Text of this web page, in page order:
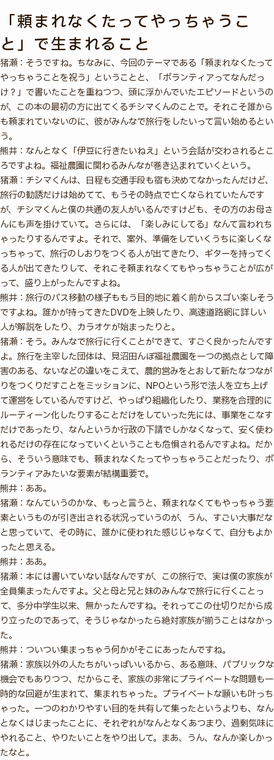
「頼まれなくたってやっちゃうこ
と」で生まれること
猪瀬：そうですね。ちなみに、今回のテーマである「頼まれなくたって
やっちゃうことを祝う」ということと、「ボランティアってなんだっ
け？」で書いたことを重ねつつ、頭に浮かんでいたエピソードというの
が、この本の最初の方に出てくるチシマくんのことで。それこそ誰から
も頼まれていないのに、彼がみんなで旅行をしたいって言い始めるとい
う。
熊井：なんとなく「伊豆に行きたいねえ」という会話が交わされるとこ
ろですよね。福祉農園に関わるみんなが巻き込まれていくという。
猪瀬：チシマくんは、日程も交通手段も宿も決めてなかったんだけど、
旅行の勧誘だけは始めてて、もうその時点で亡くなられていたんです
が、チシマくんと僕の共通の友人がいるんですけども、その方のお母さ
んにも声を掛けていて。さらには、「楽しみにしてる」なんて言われち
ゃったりするんですよ。それで、案外、準備をしていくうちに楽しくな
っちゃって、旅行のしおりをつくる人が出てきたり、ギターを持ってく
る人が出てきたりして、それこそ頼まれなくてもやっちゃうことが広が
って、盛り上がったんですよね。
熊井：旅行のバス移動の様子ももう目的地に着く前からスゴい楽しそう
ですよね。誰かが持ってきたDVDを上映したり、高速道路網に詳しい
人が解説をしたり、カラオケが始まったりと。
猪瀬：そう。みんなで旅行に行くことができて、すごく良かったんです
よ。旅行を主宰した団体は、見沼田んぼ福祉農園を一つの拠点として障
害のある、ないなどの違いをこえて、農的営みをとおして新たなつなが
りをつくりだすことをミッションに、NPOという形で法人を立ち上げ
て運営をしているんですけど、やっぱり組織化したり、業務を合理的に
ルーティーン化したりすることだけをしていった先には、事業をこなす
だけであったり、なんというか行政の下請でしかなくなって、安く使わ
れるだけの存在になっていくということも危惧されるんですよね。だか
ら、そういう意味でも、頼まれなくたってやっちゃうことだったり、ボ
ランティアみたいな要素が結構重要で。
熊井：ああ。
猪瀬：なんていうのかな、もっと言うと、頼まれなくてもやっちゃう要
素というものが引き出される状況っていうのが、うん、すごい大事だな
と思っていて、その時に、誰かに使われた感じじゃなくて、自分もよか
ったと思える。
熊井：ああ。
猪瀬：本には書いていない話なんですが、この旅行で、実は僕の家族が
全員集まったんですよ。父と母と兄と妹のみんなで旅行に行くことっ
て、多分中学生以来、無かったんですね。それってこの仕切りだから成
り立ったのであって、そうじゃなかったら絶対家族が揃うことはなかっ
た。
熊井：ついつい集まっちゃう何かがそこにあったんですね。
猪瀬：家族以外の人たちがいっぱいいるから、ある意味、パブリックな
機会でもありつつ、だからこそ、家族の非常にプライベートな問題も一
時的な回避が生まれて、集まれちゃった。プライベートな願いも叶っち
ゃった。一つのわかりやすい目的を共有して集ったというよりも、なん
となくはじまったことに、それぞれがなんとなくあつまり、過剰気味に
やれること、やりたいことをやり出して。まあ、うん、なんか楽しかっ
たなと。